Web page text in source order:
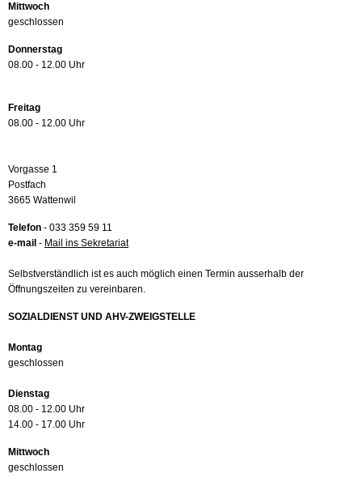
Mittwoch
geschlossen
Donnerstag
08.00 - 12.00 Uhr
Freitag
08.00 - 12.00 Uhr
Vorgasse 1
Postfach
3665 Wattenwil
Telefon - 033 359 59 11
e-mail - Mail ins Sekretariat
Selbstverständlich ist es auch möglich einen Termin ausserhalb der
Öffnungszeiten zu vereinbaren.
SOZIALDIENST UND AHV-ZWEIGSTELLE
Montag
geschlossen
Dienstag
08.00 - 12.00 Uhr
14.00 - 17.00 Uhr
Mittwoch
geschlossen